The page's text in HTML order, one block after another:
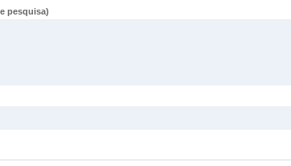
pesquisa)